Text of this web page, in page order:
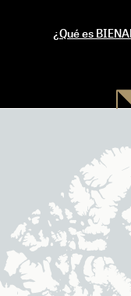
¿Qué es